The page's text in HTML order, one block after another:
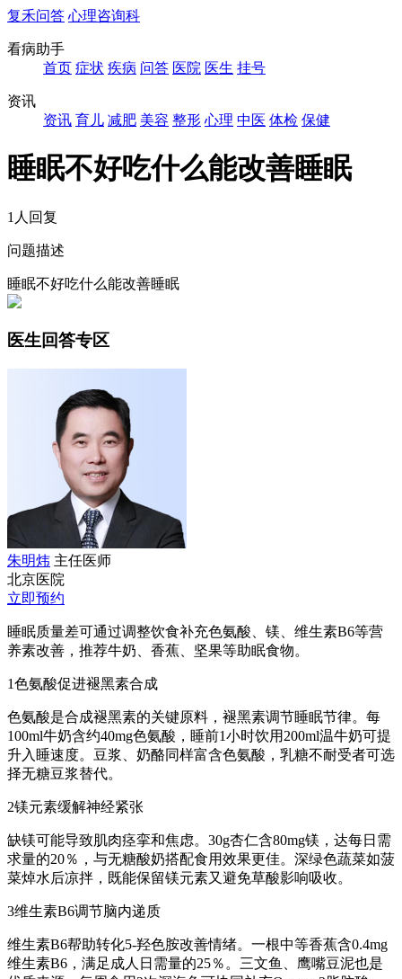
复禾问答 心理咨询科
看病助手
首页 症状 疾病 问答 医院 医生 挂号
资讯
资讯 育儿 减肥 美容 整形 心理 中医 体检 保健
睡眠不好吃什么能改善睡眠
1人回复
问题描述
睡眠不好吃什么能改善睡眠
医生回答专区
朱明炜 主任医师
北京医院
立即预约
睡眠质量差可通过调整饮食补充色氨酸、镁、维生素B6等营
养素改善，推荐牛奶、香蕉、坚果等助眠食物。
1色氨酸促进褪黑素合成
色氨酸是合成褪黑素的关键原料，褪黑素调节睡眠节律。每
100ml牛奶含约40mg色氨酸，睡前1小时饮用200ml温牛奶可提
升入睡速度。豆浆、奶酪同样富含色氨酸，乳糖不耐受者可选
择无糖豆浆替代。
2镁元素缓解神经紧张
缺镁可能导致肌肉痉挛和焦虑。30g杏仁含80mg镁，达每日需
求量的20％，与无糖酸奶搭配食用效果更佳。深绿色蔬菜如菠
菜焯水后凉拌，既能保留镁元素又避免草酸影响吸收。
3维生素B6调节脑内递质
维生素B6帮助转化5-羟色胺改善情绪。一根中等香蕉含0.4mg
维生素B6，满足成人日需量的25％。三文鱼、鹰嘴豆泥也是